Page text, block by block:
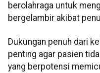
berolahraga untuk
bergelambir akibat
Dukungan penuh dari
penting agar pasien
yang berpotensi